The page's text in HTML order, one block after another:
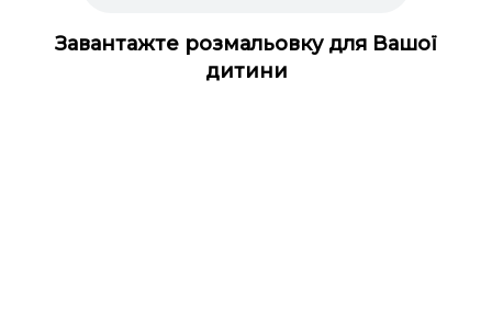
Завантажте розмальовку для Вашої
дитини